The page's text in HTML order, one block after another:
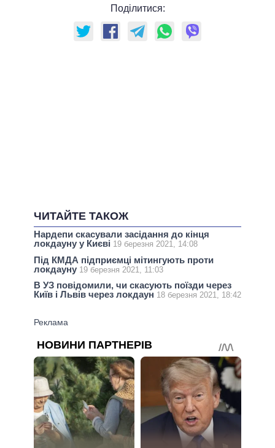
Поділитися:
ЧИТАЙТЕ ТАКОЖ
Нардепи скасували засідання до кінця
локдауну у Києві 19 березня 2021, 14:08
Під КМДА підприємці мітингують проти
локдауну 19 березня 2021, 11:03
В УЗ повідомили, чи скасують поїзди через
Київ і Львів через локдаун 18 березня 2021, 18:42